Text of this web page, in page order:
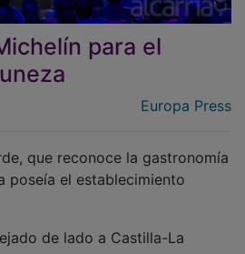
para el
poseía el establecimiento
2024, celebrada este martes en